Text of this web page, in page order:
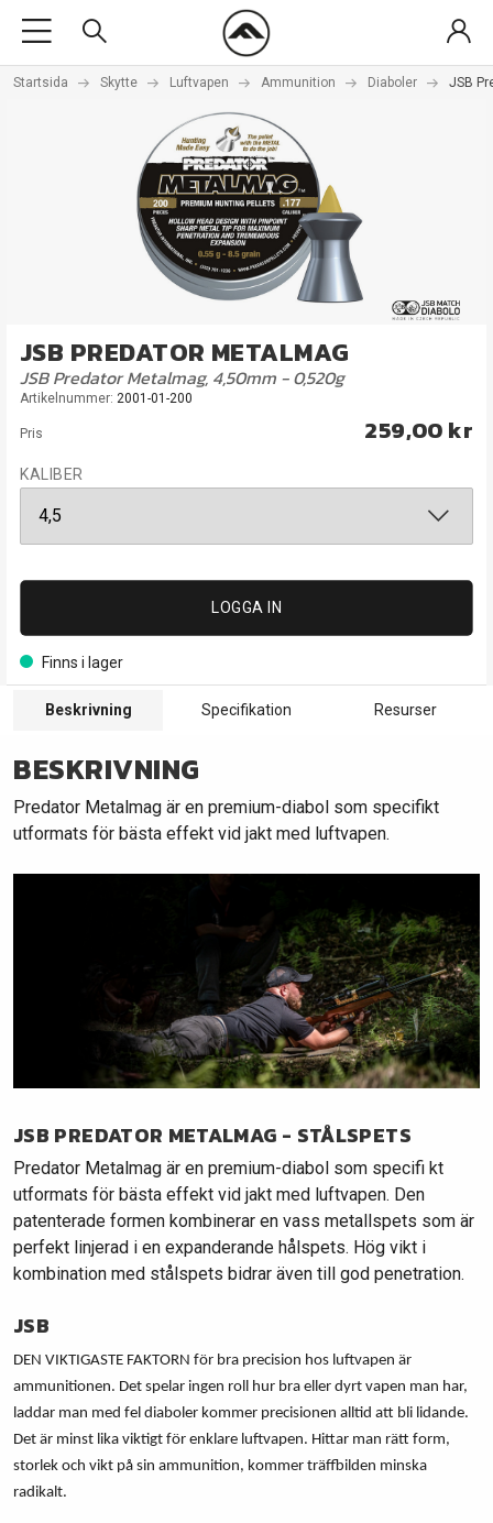
Startsida Skytte Luftvapen Ammunition Diaboler JSB
JSB PREDATOR METALMAG
JSB Predator Metalmag, 4,50mm - 0,520g
Artikelnummer: 2001-01-200
Pris 259,00 kr
KALIBER
LOGGA IN
Finns i lager
Beskrivning Specifikation Resurser
BESKRIVNING
Predator Metalmag är en premium-diabol som specifikt
utformats för bästa effekt vid jakt med luftvapen.
JSB PREDATOR METALMAG - STÅLSPETS
Predator Metalmag är en premium-diabol som specifi kt
utformats för bästa effekt vid jakt med luftvapen. Den
patenterade formen kombinerar en vass metallspets som är
perfekt linjerad i en expanderande hålspets. Hög vikt i
kombination med stålspets bidrar även till god penetration.
JSB
DEN VIKTIGASTE FAKTORN för bra precision hos luftvapen är
ammunitionen. Det spelar ingen roll hur bra eller dyrt vapen man har,
laddar man med fel diaboler kommer precisionen alltid att bli lidande.
Det är minst lika viktigt för enklare luftvapen. Hittar man rätt form,
storlek och vikt på sin ammunition, kommer träffbilden minska
radikalt.